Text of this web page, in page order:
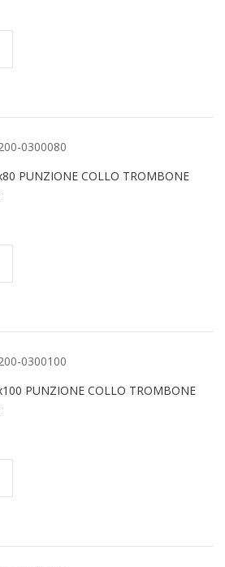
0300080
PUNZIONE COLLO TROMBONE
0300100
PUNZIONE COLLO TROMBONE